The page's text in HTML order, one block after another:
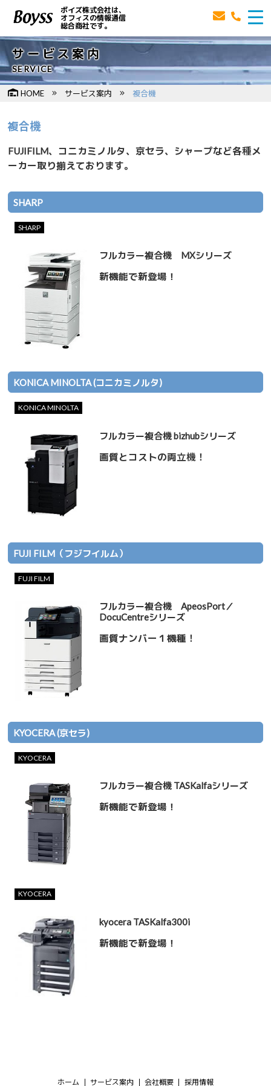
ボイズ株式会社は、
オフィスの情報通信
総合商社です。
サービス案内
SERVICE
HOME サービス案内 複合機
複合機
FUJIFILM、コニカミノルタ、京セラ、シャープなど各種メ
ーカー取り揃えております。
SHARP
SHARP
フルカラー複合機 MXシリーズ
新機能で新登場！
KONICA MINOLTA (コニカミノルタ)
KONICA MINOLTA
フルカラー複合機 bizhubシリーズ
画質とコストの両立機！
FUJI FILM（フジフイルム）
FUJI FILM
フルカラー複合機 ApeosPort／
DocuCentreシリーズ
画質ナンバー１機種！
KYOCERA (京セラ)
KYOCERA
フルカラー複合機 TASKalfaシリーズ
新機能で新登場！
KYOCERA
kyocera TASKalfa300i
新機能で新登場！
ホーム サービス案内 会社概要 採用情報